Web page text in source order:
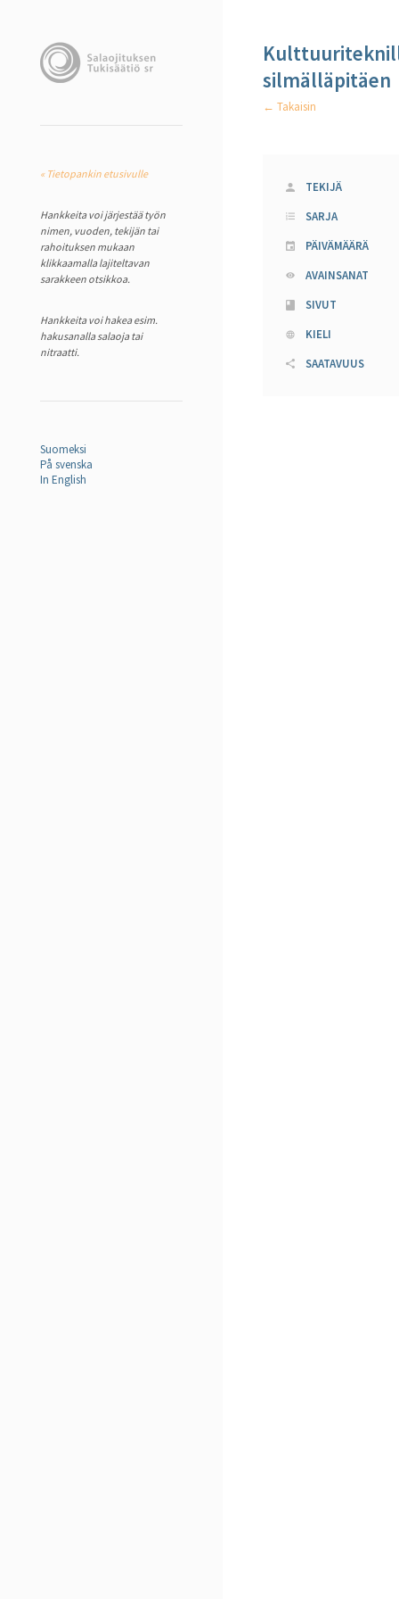
« Tietopankin etusivulle
Hankkeita voi järjestää työn
nimen, vuoden, tekijän tai
rahoituksen mukaan
klikkaamalla lajiteltavan
sarakkeen otsikkoa.
Hankkeita voi hakea esim.
hakusanalla salaoja tai
nitraatti.
Suomeksi
På svenska
In English
silmälläpitäen
← Takaisin
TEKIJÄ
SARJA
PÄIVÄMÄÄRÄ
AVAINSANAT
SIVUT
KIELI
SAATAVUUS